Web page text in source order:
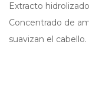
Extracto
Concentrado de
suavizan el cabello.